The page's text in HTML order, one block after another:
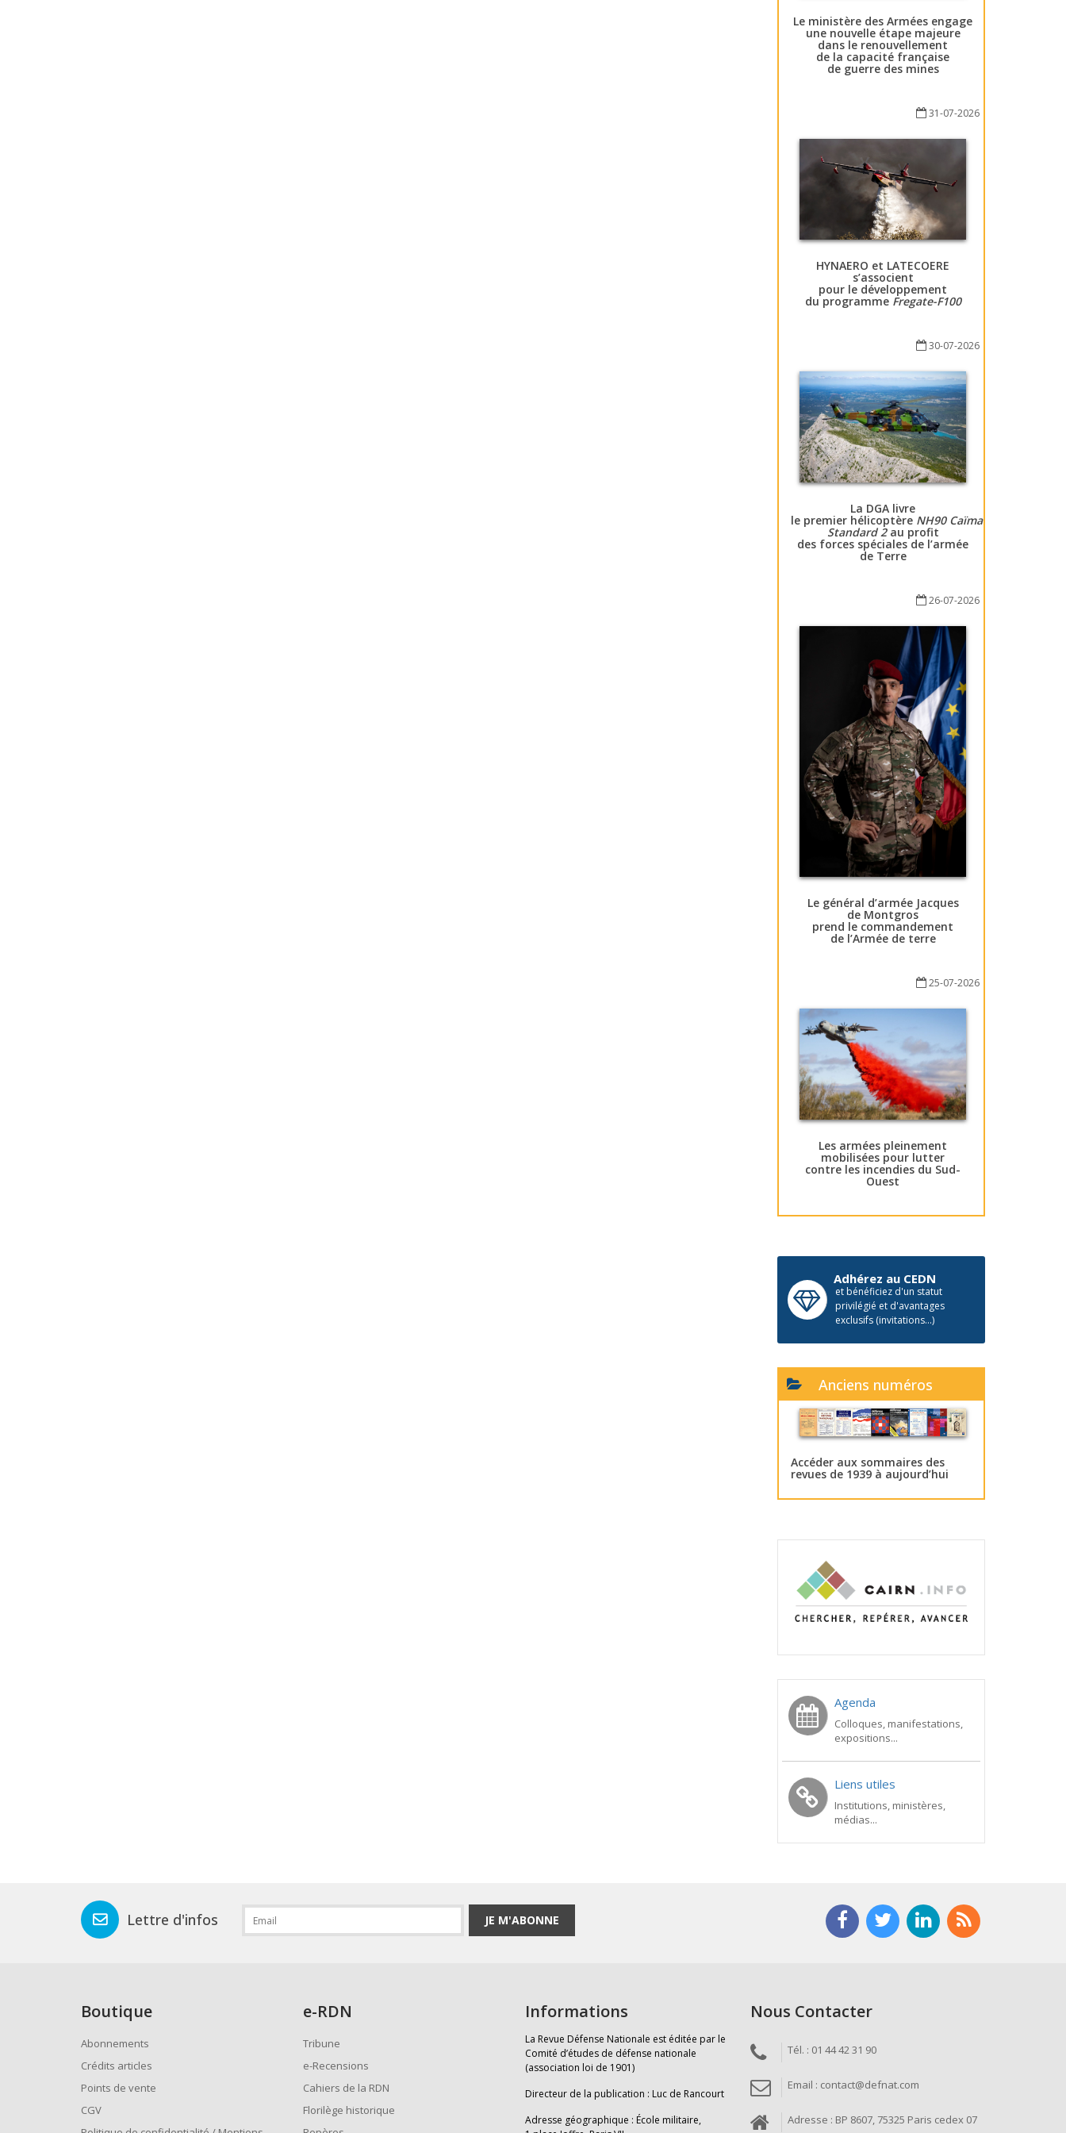
Le ministère des Armées engage
une nouvelle étape majeure
dans le renouvellement
de la capacité française
de guerre des mines
31-07-2026
HYNAERO et LATECOERE
s’associent
pour le développement
du programme Fregate-F100
30-07-2026
La DGA livre
le premier hélicoptère NH90 Caïman
Standard 2au profit
des forces spéciales de l’armée
de Terre
26-07-2026
Le général d’armée Jacques
de Montgros
prend le commandement
de l’Armée de terre
25-07-2026
Les armées pleinement
mobilisées pour lutter
contre les incendies du Sud-
Ouest
Adhérez au CEDN
et bénéficiez d'un statut
privilégié et d'avantages
exclusifs (invitations...)
Anciens numéros
Accéder aux sommaires des
revues de 1939 à aujourd’hui
Agenda
Colloques, manifestations,
expositions...
Liens utiles
Institutions, ministères,
médias...
Lettre d'infos JE M'ABONNE
Boutique
Abonnements
Crédits articles
Points de vente
CGV
e-RDN
Tribune
e-Recensions
Cahiers de la RDN
Florilège historique
Informations
La Revue Défense Nationale est éditée par le
Comité d’études de défense nationale
(association loi de 1901)
Directeur de la publication : Luc de Rancourt
Adresse géographique : École militaire,
Nous Contacter
Tél. : 01 44 42 31 90
Email : contact@defnat.com
Adresse : BP 8607, 75325 Paris cedex 07